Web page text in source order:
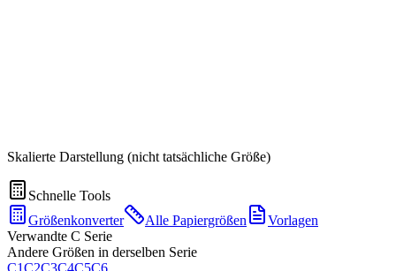
Skalierte Darstellung (nicht tatsächliche Größe)
Schnelle Tools
Größenkonverter
Alle Papiergrößen
Vorlagen
Verwandte C Serie
Andere Größen in derselben Serie